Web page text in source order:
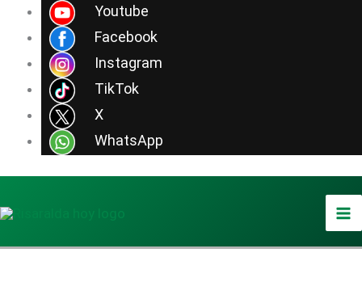
Youtube
Facebook
Instagram
TikTok
X
WhatsApp
contenido